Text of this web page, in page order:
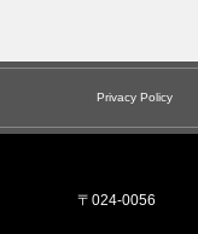
Privacy Policy
〒 024-0056